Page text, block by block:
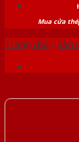
Mua cửa
Trang chủ /Sản